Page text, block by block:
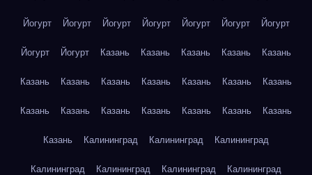
Йогурт Йогурт Йогурт Йогурт Йогурт Йогурт Йогурт
Йогурт Йогурт Казань Казань Казань Казань Казань
Казань Казань Казань Казань Казань Казань Казань
Казань Казань Казань Казань Казань Казань Казань
Казань Калининград Калининград Калининград
Калининград Калининград Калининград Калининград